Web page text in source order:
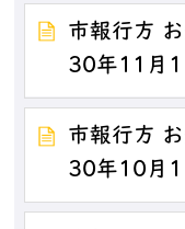
市報行方
30年11月1
市報行方
30年10月1